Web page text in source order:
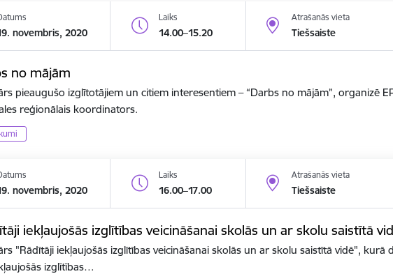
novembris, 2020
Laiks
14.00–15.20
Atrašanās vieta
Tiešsaiste
no mājām
pieaugušo izglītotājiem un citiem interesentiem – “Darbs no mājām”, organizē
reģionālais koordinators.
novembris, 2020
Laiks
16.00–17.00
Atrašanās vieta
Tiešsaiste
iekļaujošās izglītības veicināšanai skolās un ar skolu saistītā
"Rādītāji iekļaujošās izglītības veicināšanai skolās un ar skolu saistītā vidē", kurā
izglītības…